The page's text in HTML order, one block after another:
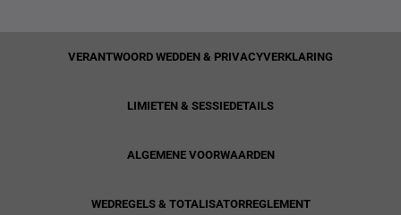
VERANTWOORD WEDDEN & PRIVACYVERKLARING
LIMIETEN & SESSIEDETAILS
ALGEMENE VOORWAARDEN
WEDREGELS & TOTALISATORREGLEMENT